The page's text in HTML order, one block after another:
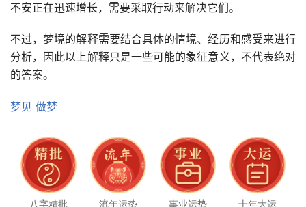
不安正在迅速增长，需要采取行动来解决它们。
不过，梦境的解释需要结合具体的情境、经历和感受来进行
分析，因此以上解释只是一些可能的象征意义，不代表绝对
的答案。
梦见 做梦
八字精批 流年运势 事业运势 十年大运